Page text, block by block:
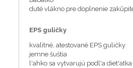
duté vlákno pre doplnenie
EPS guličky
kvalitné, atestované EPS guličky
jemne šuštia
l'ahko sa vytvarujú podl'a diet'atka